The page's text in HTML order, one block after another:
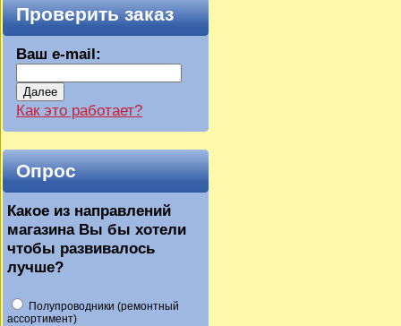
Проверить заказ
Ваш e-mail:
Далее
Как это работает?
Опрос
Какое из направлений
магазина Вы бы хотели
чтобы развивалось
лучше?
Полупроводники (ремонтный
ассортимент)